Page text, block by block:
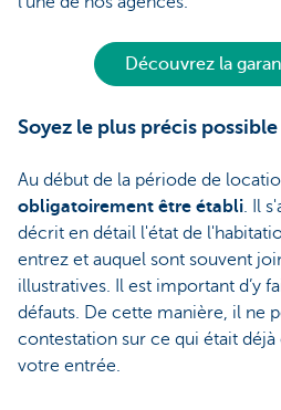
Découvrez la
Soyez le plus précis
Au début de la période de
obligatoirement être établi. Il
décrit en détail l'état de
entrez et auquel sont souvent
illustratives. Il est important d’y
défauts. De cette manière, il ne
contestation sur ce qui était
votre entrée.